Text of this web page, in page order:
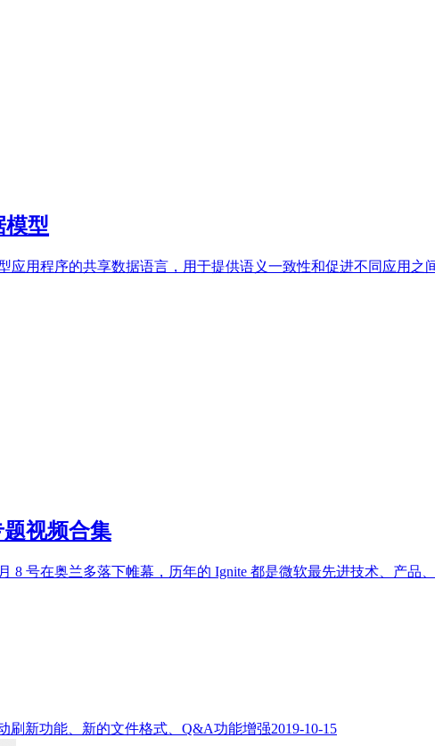
模型
应用程序的共享数据语言，用于提供语义一致性和促进不同应用
视频合集
8 号在奥兰多落下帷幕，历年的 Ignite 都是微软最先进技术、产
刷新功能、新的文件格式、Q&A功能增强2019-10-15